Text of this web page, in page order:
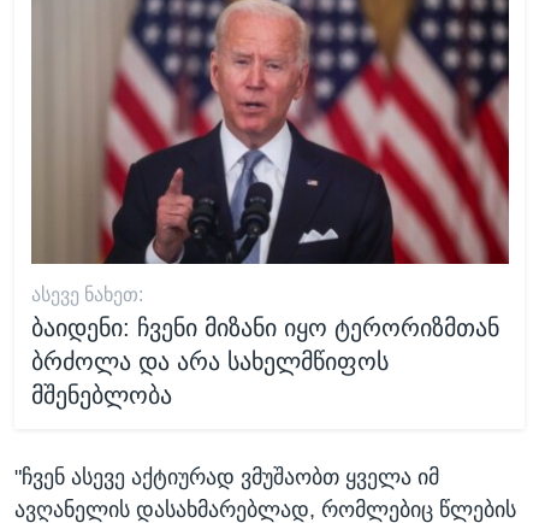
ᲐᲡᲔᲕᲔ ᲜᲐᲮᲔᲗ:
ბაიდენი: ჩვენი მიზანი იყო ტერორიზმთან
ბრძოლა და არა სახელმწიფოს
მშენებლობა
"ჩვენ ასევე აქტიურად ვმუშაობთ ყველა იმ
ავღანელის დასახმარებლად, რომლებიც წლების